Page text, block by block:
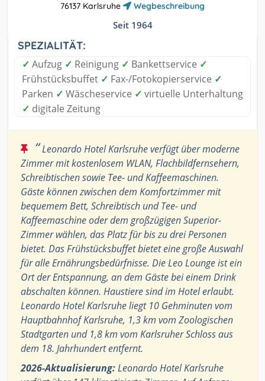
76137 Karlsruhe
Wegbeschreibung
Seit 1964
SPEZIALITÄT:
✓ Aufzug ✓ Reinigung ✓ Bankettservice ✓
Frühstücksbuffet ✓ Fax-/Fotokopierservice ✓
Parken ✓ Wäscheservice ✓ virtuelle Unterhaltung
✓ digitale Zeitung
“Leonardo Hotel Karlsruhe verfügt über moderne
Zimmer mit kostenlosem WLAN, Flachbildfernsehern,
Schreibtischen sowie Tee- und Kaffeemaschinen.
Gäste können zwischen dem Komfortzimmer mit
bequemem Bett, Schreibtisch und Tee- und
Kaffeemaschine oder dem großzügigen Superior-
Zimmer wählen, das Platz für bis zu drei Personen
bietet. Das Frühstücksbuffet bietet eine große Auswahl
für alle Ernährungsbedürfnisse. Die Leo Lounge ist ein
Ort der Entspannung, an dem Gäste bei einem Drink
abschalten können. Haustiere sind im Hotel erlaubt.
Leonardo Hotel Karlsruhe liegt 10 Gehminuten vom
Hauptbahnhof Karlsruhe, 1,3 km vom Zoologischen
Stadtgarten und 1,8 km vom Karlsruher Schloss aus
dem 18. Jahrhundert entfernt.
2026-Aktualisierung:Leonardo Hotel Karlsruhe